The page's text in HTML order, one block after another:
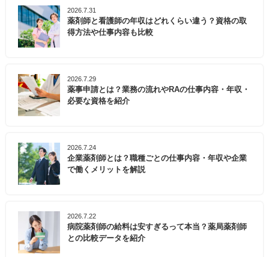
2026.7.31
薬剤師と看護師の年収はどれくらい違う？資格の取
得方法や仕事内容も比較
2026.7.29
薬事申請とは？業務の流れやRAの仕事内容・年収・
必要な資格を紹介
2026.7.24
企業薬剤師とは？職種ごとの仕事内容・年収や企業
で働くメリットを解説
2026.7.22
病院薬剤師の給料は安すぎるって本当？薬局薬剤師
との比較データを紹介